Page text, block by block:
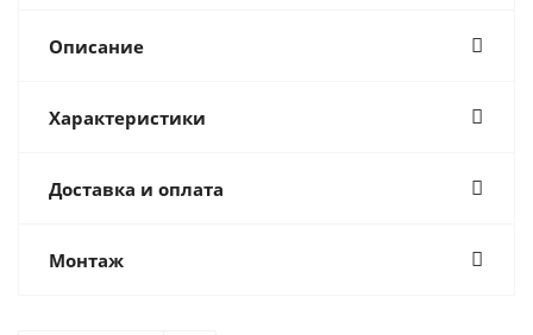
Описание
Характеристики
Доставка и оплата
Монтаж